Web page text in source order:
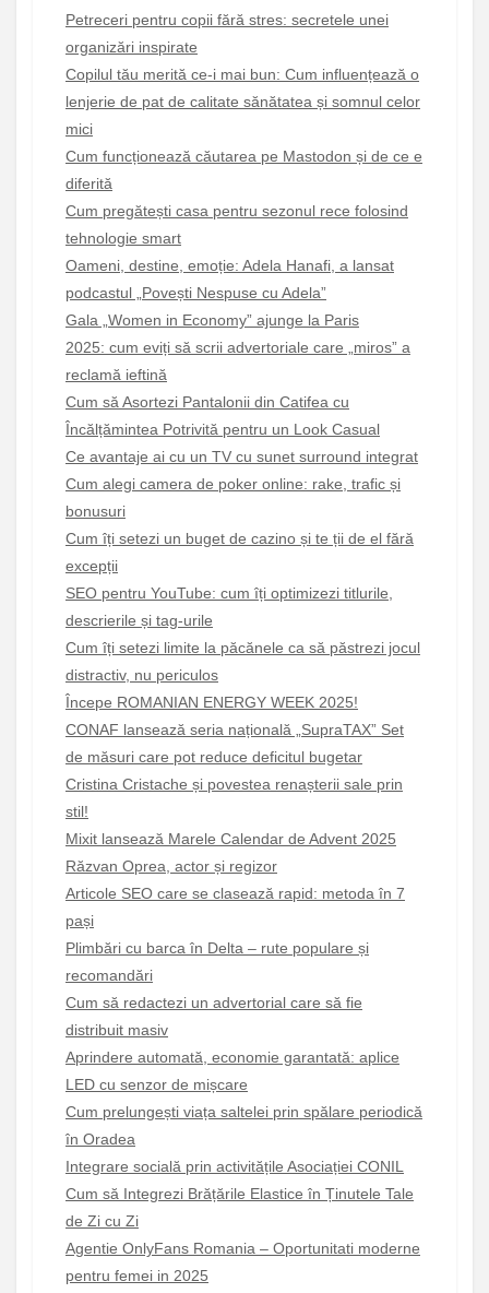
Petreceri pentru copii fără stres: secretele unei
organizări inspirate
Copilul tău merită ce-i mai bun: Cum influențează o
lenjerie de pat de calitate sănătatea și somnul celor
mici
Cum funcționează căutarea pe Mastodon și de ce e
diferită
Cum pregătești casa pentru sezonul rece folosind
tehnologie smart
Oameni, destine, emoție: Adela Hanafi, a lansat
podcastul „Povești Nespuse cu Adela”
Gala „Women in Economy” ajunge la Paris
2025: cum eviți să scrii advertoriale care „miros” a
reclamă ieftină
Cum să Asortezi Pantalonii din Catifea cu
Încălțămintea Potrivită pentru un Look Casual
Ce avantaje ai cu un TV cu sunet surround integrat
Cum alegi camera de poker online: rake, trafic și
bonusuri
Cum îți setezi un buget de cazino și te ții de el fără
excepții
SEO pentru YouTube: cum îți optimizezi titlurile,
descrierile și tag-urile
Cum îți setezi limite la păcănele ca să păstrezi jocul
distractiv, nu periculos
Începe ROMANIAN ENERGY WEEK 2025!
CONAF lansează seria națională „SupraTAX” Set
de măsuri care pot reduce deficitul bugetar
Cristina Cristache și povestea renașterii sale prin
stil!
Mixit lansează Marele Calendar de Advent 2025
Răzvan Oprea, actor și regizor
Articole SEO care se clasează rapid: metoda în 7
pași
Plimbări cu barca în Delta – rute populare și
recomandări
Cum să redactezi un advertorial care să fie
distribuit masiv
Aprindere automată, economie garantată: aplice
LED cu senzor de mișcare
Cum prelungești viața saltelei prin spălare periodică
în Oradea
Integrare socială prin activitățile Asociației CONIL
Cum să Integrezi Brățările Elastice în Ținutele Tale
de Zi cu Zi
Agentie OnlyFans Romania – Oportunitati moderne
pentru femei in 2025